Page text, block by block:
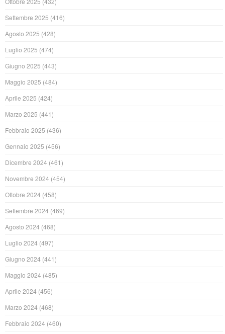
Settembre 2025 (416)
Agosto 2025 (428)
Luglio 2025 (474)
Giugno 2025 (443)
Maggio 2025 (484)
Aprile 2025 (424)
Marzo 2025 (441)
Febbraio 2025 (436)
Gennaio 2025 (456)
Dicembre 2024 (461)
Novembre 2024 (454)
Ottobre 2024 (458)
Settembre 2024 (469)
Agosto 2024 (468)
Luglio 2024 (497)
Giugno 2024 (441)
Maggio 2024 (485)
Aprile 2024 (456)
Marzo 2024 (468)
Febbraio 2024 (460)